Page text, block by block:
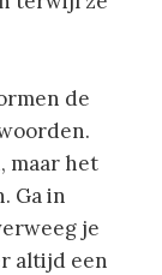
de
maar het
Ga in
je
altijd een